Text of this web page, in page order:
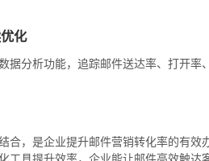
化
据分析功能，追踪邮件送达率、打开率
合，是企业提升邮件营销转化率的有
工具提升效率，企业能让邮件高效触